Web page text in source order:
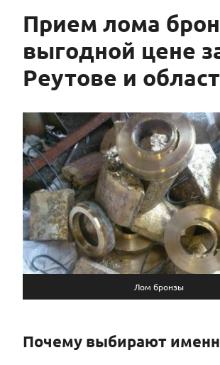
Прием лома
выгодной цене
Реутове и
Лом бронзы
Почему выбирают